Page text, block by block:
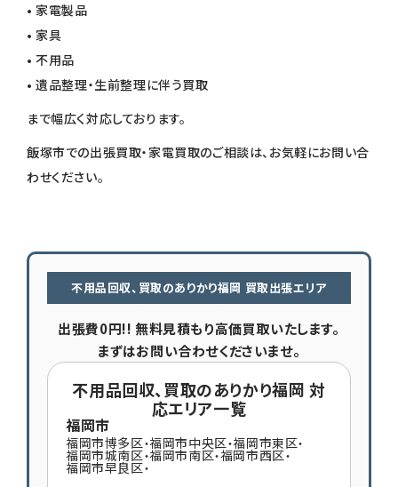
• 家電製品
• 家具
• 不用品
• 遺品整理・生前整理に伴う買取
まで幅広く対応しております。
飯塚市での出張買取・家電買取のご相談は、お気軽にお問い合
わせください。
不用品回収、買取のありかり福岡 買取出張エリア
出張費0円!! 無料見積もり高価買取いたします。
まずはお問い合わせくださいませ。
不用品回収、買取のありかり福岡 対
応エリア一覧
福岡市
福岡市博多区・福岡市中央区・福岡市東区・
福岡市城南区・福岡市南区・福岡市西区・
福岡市早良区・